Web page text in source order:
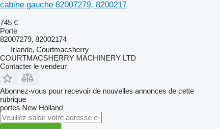
cabine gauche 82007279, 8200217
745 €
Porte
82007279, 82002174
Irlande, Courtmacsherry
COURTMACSHERRY MACHINERY LTD
Contacter le vendeur
Abonnez-vous pour recevoir de nouvelles annonces de cette
rubrique
portes New Holland